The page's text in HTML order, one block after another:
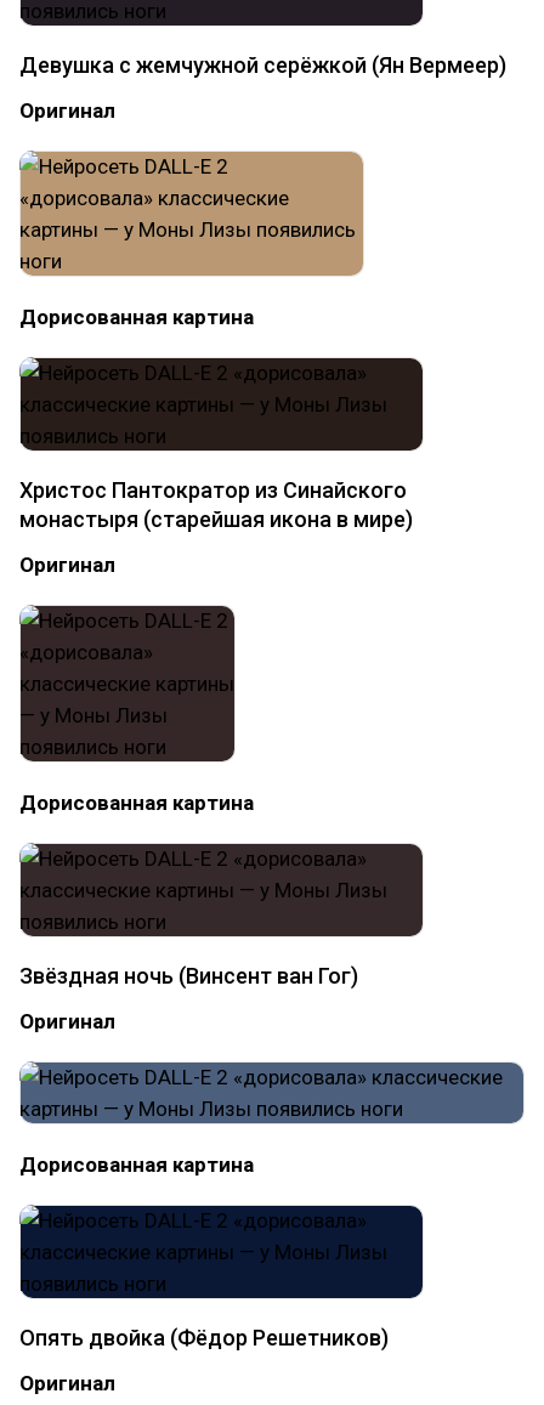
Девушка с жемчужной серёжкой (Ян Вермеер)
Оригинал
Дорисованная картина
Христос Пантократор из Синайского
монастыря (старейшая икона в мире)
Оригинал
Дорисованная картина
Звёздная ночь (Винсент ван Гог)
Оригинал
Дорисованная картина
Опять двойка (Фёдор Решетников)
Оригинал